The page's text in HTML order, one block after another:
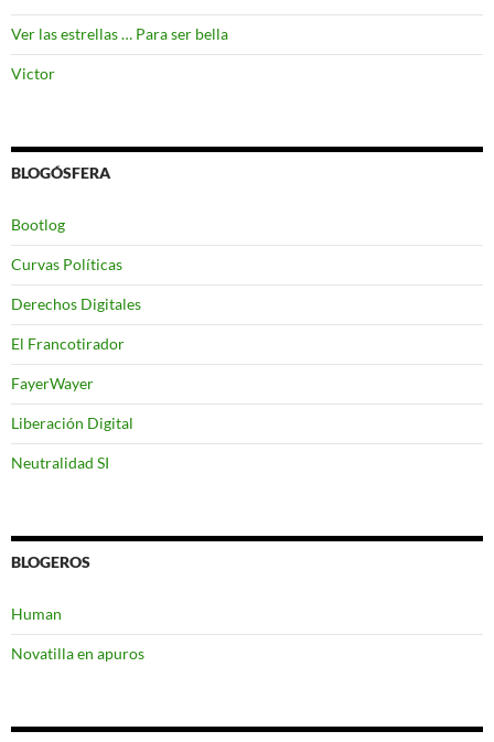
Ver las estrellas … Para ser bella
Victor
BLOGÓSFERA
Bootlog
Curvas Políticas
Derechos Digitales
El Francotirador
FayerWayer
Liberación Digital
Neutralidad SI
BLOGEROS
Human
Novatilla en apuros